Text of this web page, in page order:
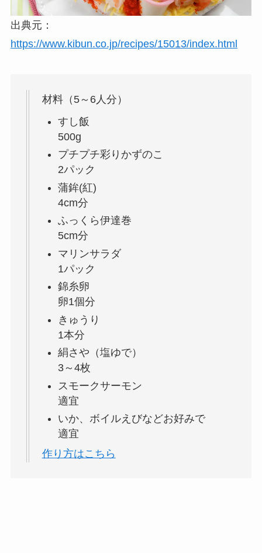
出典元：
https://www.kibun.co.jp/recipes/15013/index.html
材料（5～6人分）
すし飯
500g
プチプチ彩りかずのこ
2パック
蒲鉾(紅)
4cm分
ふっくら伊達巻
5cm分
マリンサラダ
1パック
錦糸卵
卵1個分
きゅうり
1本分
絹さや（塩ゆで）
3～4枚
スモークサーモン
適宜
いか、ボイルえびなどお好みで
適宜
作り方はこちら